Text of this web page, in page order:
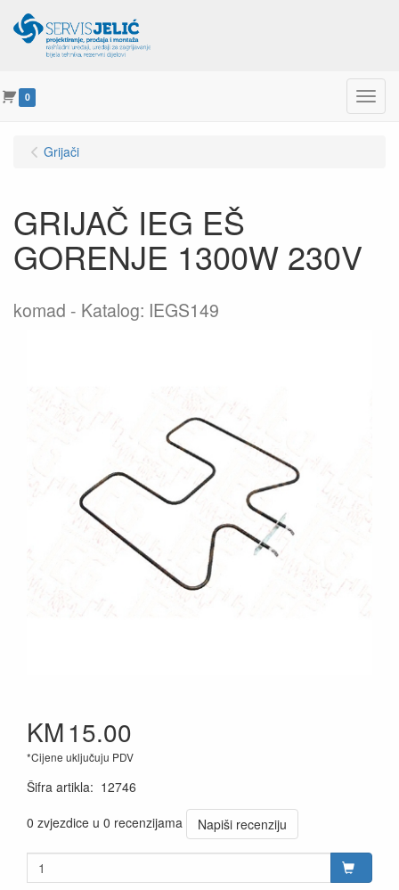
0 Menu
Grijači
GRIJAČ IEG EŠ
GORENJE 1300W 230V
komad Katalog: IEGS149
KM15.00
*Cijene uključuju PDV
Šifra artikla: 12746
0 zvjezdice u 0 recenzijama
Napiši recenziju